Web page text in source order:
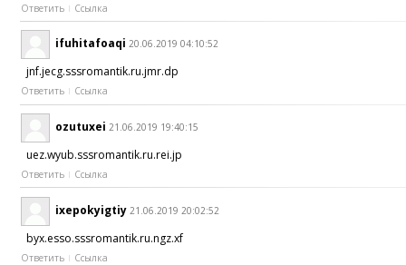
Ответить Ссылка
ifuhitafoaqi 20.06.2019 04:10:52
jnf.jecg.sssromantik.ru.jmr.dp
Ответить Ссылка
ozutuxei 21.06.2019 19:40:15
uez.wyub.sssromantik.ru.rei.jp
Ответить Ссылка
ixepokyigtiy 21.06.2019 20:02:52
byx.esso.sssromantik.ru.ngz.xf
Ответить Ссылка